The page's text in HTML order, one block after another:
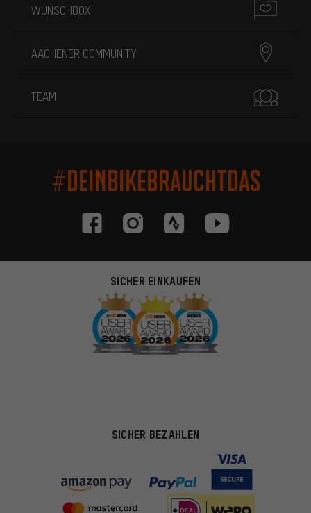
WUNSCHBOX
AACHENER COMMUNITY
TEAM
#DEINBIKEBRAUCHTDAS
SICHER EINKAUFEN
SICHER BEZAHLEN